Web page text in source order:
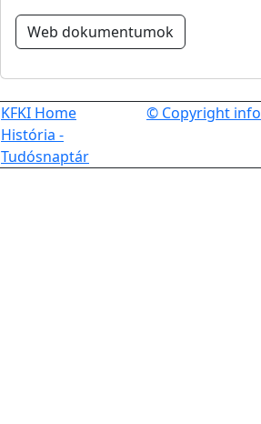
Web dokumentumok
KFKI Home
História -
Tudósnaptár
© Copyright info